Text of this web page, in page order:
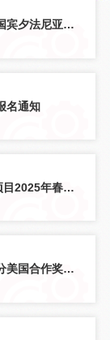
宾夕法尼亚大
名通知
目2025年春九
美国合作奖学